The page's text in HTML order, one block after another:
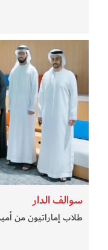
سوالف الدار
طلاب إماراتيون من